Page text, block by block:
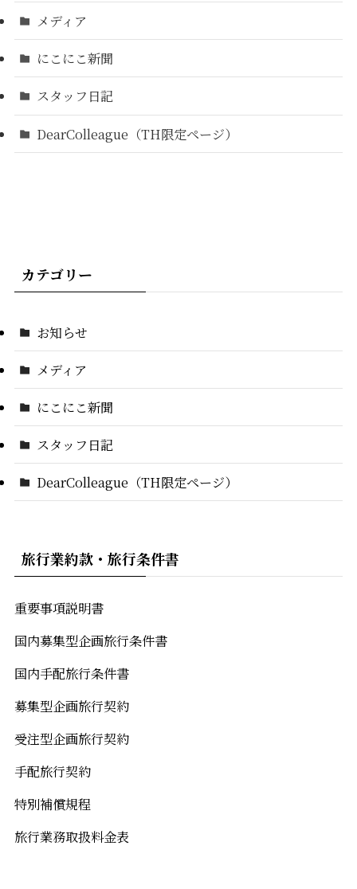
メディア
にこにこ新聞
スタッフ日記
DearColleague（TH限定ページ）
カテゴリー
お知らせ
メディア
にこにこ新聞
スタッフ日記
DearColleague（TH限定ページ）
旅行業約款・旅行条件書
重要事項説明書
国内募集型企画旅行条件書
国内手配旅行条件書
募集型企画旅行契約
受注型企画旅行契約
手配旅行契約
特別補償規程
旅行業務取扱料金表